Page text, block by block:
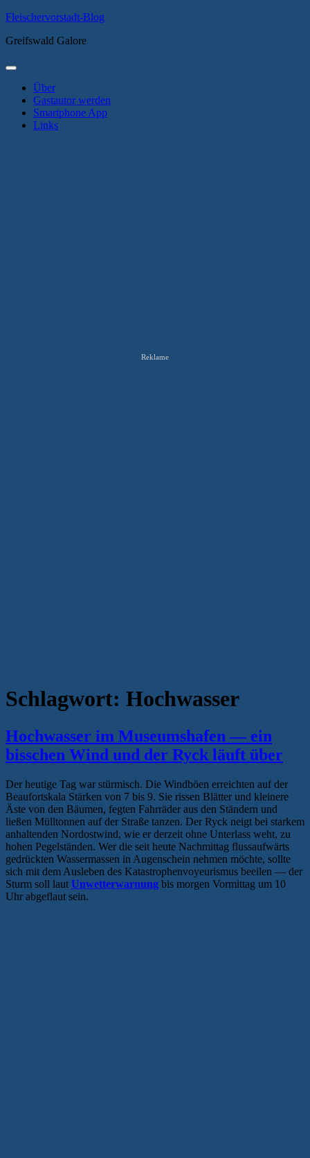
Zum
springen
Fleischervorstadt-Blog
Greifswald Galore
Primäres
Über
Gastautor werden
Smartphone App
Links
Reklame
Schlagwort: Hochwasser
Hochwasser im Museumshafen — ein
bisschen Wind und der Ryck läuft über
Der heutige Tag war stürmisch. Die Windböen erreichten auf der
Beaufortskala Stärken von 7 bis 9. Sie rissen Blätter und kleinere
Äste von den Bäumen, fegten Fahrräder aus den Ständern und
ließen Mülltonnen auf der Straße tanzen. Der Ryck neigt bei starkem
anhaltenden Nordostwind, wie er derzeit ohne Unterlass weht, zu
hohen Pegelständen. Wer die seit heute Nachmittag flussaufwärts
gedrückten Wassermassen in Augenschein nehmen möchte, sollte
sich mit dem Ausleben des Katastrophenvoyeurismus beeilen — der
Sturm soll laut Unwetterwarnung bis morgen Vormittag um 10
Uhr abgeflaut sein.